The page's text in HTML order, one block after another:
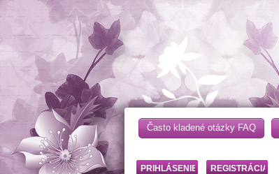
Často kladené otázky FAQ
PRIHLÁSENIE REGISTRÁCIA